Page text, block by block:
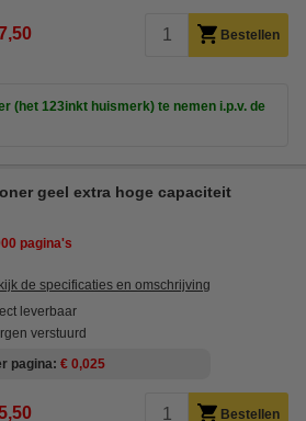
Bestellen
(het 123inkt huismerk) te nemen i.p.v. de
geel extra hoge capaciteit
pagina's
de specificaties en omschrijving
leverbaar
verstuurd
pagina € 0,025
Bestellen